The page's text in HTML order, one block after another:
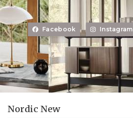
Facebook Instagram
Nordic New